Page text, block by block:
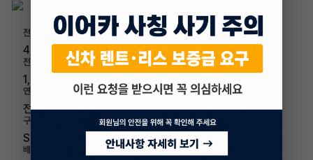
전장/전폭
4,300mm / 1,850mm
전고/축고
1,560mm / 2,680mm
연료/연비
전기 / 5.2km/kWh (2등급)
구분/좌석
SUV / 5인승
배기량